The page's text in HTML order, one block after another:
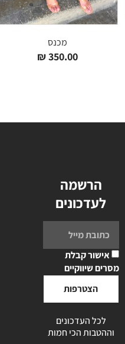
מכנס
350.00
₪
הרשמה
לעדכונים
אישור קבלת
מסרים שיווקיים
הצטרפות
לכל העדכונים
וההטבות הכי חמות